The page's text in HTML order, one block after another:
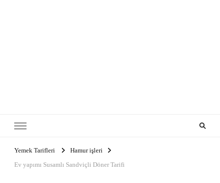
Yemek Tarifleri
Hamur işleri
Ev yapımı Susamlı Sandviçli Döner Tarifi